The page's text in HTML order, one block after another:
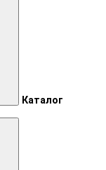
Каталог